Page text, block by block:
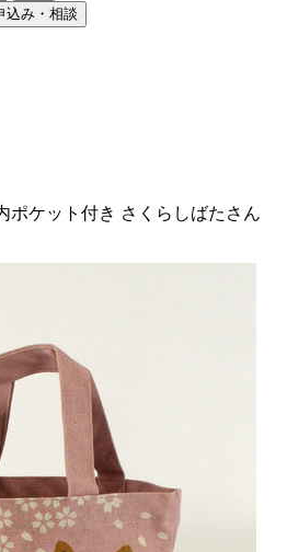
込み・相談
ポケット付き さくらしばたさん